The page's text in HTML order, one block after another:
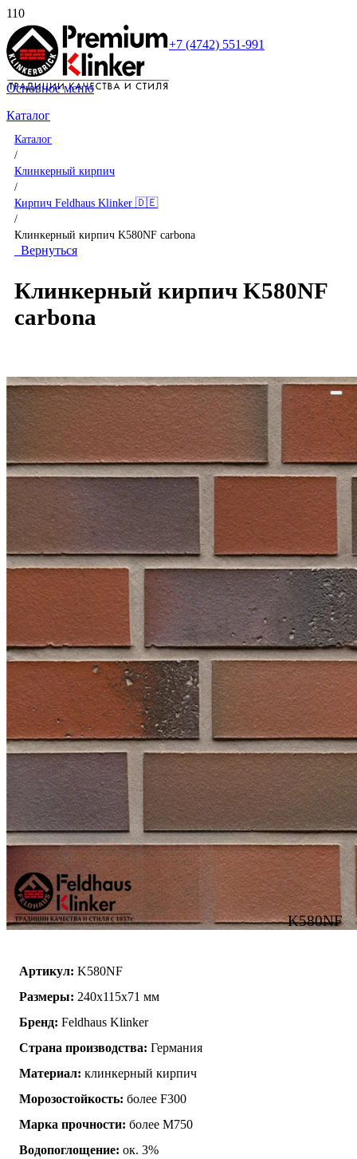
+7 (4742) 551-991
Основное меню
Каталог
Каталог
/
Клинкерный кирпич
/
Кирпич Feldhaus Klinker 🇩🇪
/
Клинкерный кирпич K580NF carbona
Вернуться
Клинкерный кирпич K580NF
carbona
K580NF
Артикул: K580NF
Размеры: 240х115х71 мм
Бренд: Feldhaus Klinker
Страна производства: Германия
Материал: клинкерный кирпич
Морозостойкость: более F300
Марка прочности: более М750
Водопоглощение: ок. 3%